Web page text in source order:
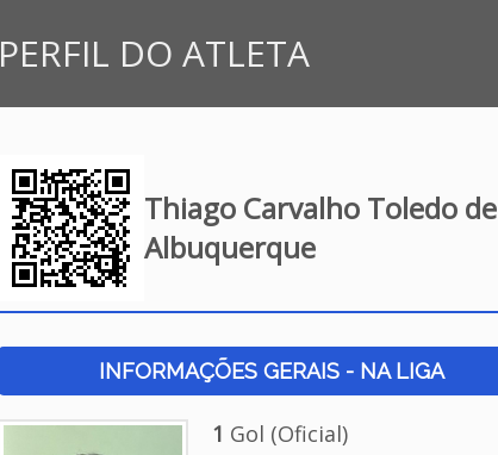
PERFIL DO ATLETA
Thiago Carvalho Toledo de
Albuquerque
INFORMAÇÕES GERAIS - NA LIGA
1 Gol (Oficial)